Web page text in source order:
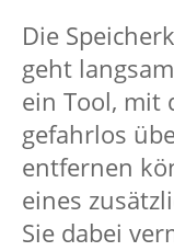
Die
geht
ein Tool, mit
gefahrlos
entfernen
eines
Sie dabei